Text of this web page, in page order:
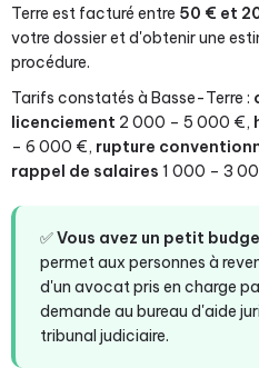
Terre est facturé entre 50 € et
votre dossier et d'obtenir une
procédure.
Tarifs constatés à Basse-Terre :
licenciement 2 000 – 5 000 €,
– 6 000 €, rupture
rappel de salaires 1 000 – 3
✅Vous avez un petit
permet aux personnes à
d'un avocat pris en charge
demande au bureau d'aide
tribunal judiciaire.